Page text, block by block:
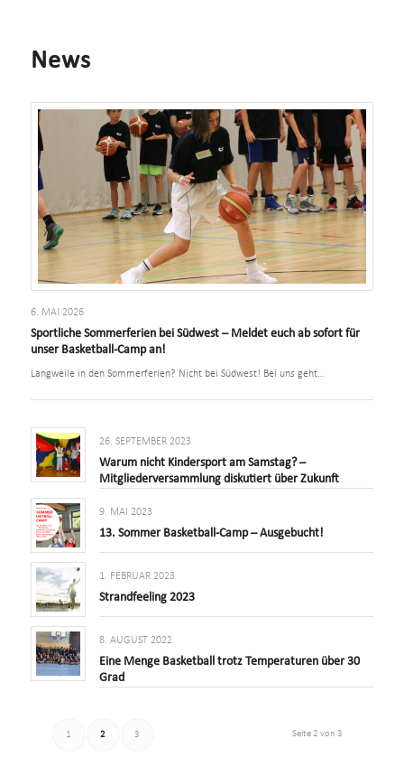
News
6. MAI 2026
Sportliche Sommerferien bei Südwest – Meldet euch ab sofort für
unser Basketball-Camp an!
Langweile in den Sommerferien? Nicht bei Südwest! Bei uns geht…
26. SEPTEMBER 2023
Warum nicht Kindersport am Samstag? –
Mitgliederversammlung diskutiert über Zukunft
9. MAI 2023
13. Sommer Basketball-Camp – Ausgebucht!
1. FEBRUAR 2023
Strandfeeling 2023
8. AUGUST 2022
Eine Menge Basketball trotz Temperaturen über 30
Grad
Seite 2 von 3
1 2 3